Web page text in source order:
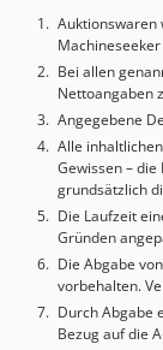
Auktionswaren
Bei allen
Nettoangaben
Angegebene
Alle
Gewissen –
grundsätzlich
Die Laufzeit
Gründen
Die Abgabe
vorbehalten.
Durch Abgabe
Bezug auf die